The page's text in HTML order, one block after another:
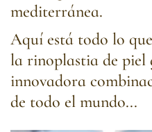
mediterránea.
Aquí está todo lo
la rinoplastia de piel
innovadora
de todo el mundo...